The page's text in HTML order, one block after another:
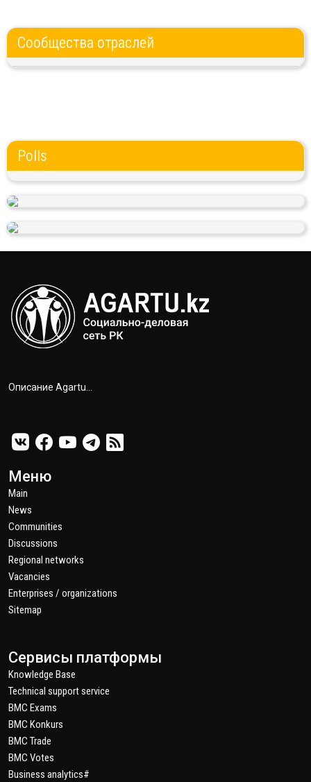
Сообщества отраслей
Polls
Описание Agartu...
Меню
Main
News
Communities
Discussions
Regional networks
Vacancies
Enterprises / organizations
Sitemap
Сервисы платформы
Knowledge Base
Technical support service
BMC Exams
BMC Konkurs
BMC Trade
BMC Votes
Business analytics#